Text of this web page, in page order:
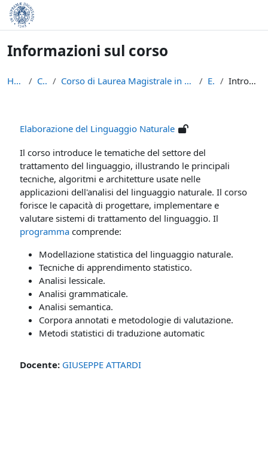
Vai al contenuto principale
Informazioni sul corso
Home Corsi Corso di Laurea Magistrale in Informatica (LM-18) ELN Introduzione
Elaborazione del Linguaggio Naturale
Il corso introduce le tematiche del settore del
trattamento del linguaggio, illustrando le principali
tecniche, algoritmi e architetture usate nelle
applicazioni dell'analisi del linguaggio naturale. Il corso
forisce le capacità di progettare, implementare e
valutare sistemi di trattamento del linguaggio. Il
programma comprende:
Modellazione statistica del linguaggio naturale.
Tecniche di apprendimento statistico.
Analisi lessicale.
Analisi grammaticale.
Analisi semantica.
Corpora annotati e metodologie di valutazione.
Metodi statistici di traduzione automatic
Docente: GIUSEPPE ATTARDI